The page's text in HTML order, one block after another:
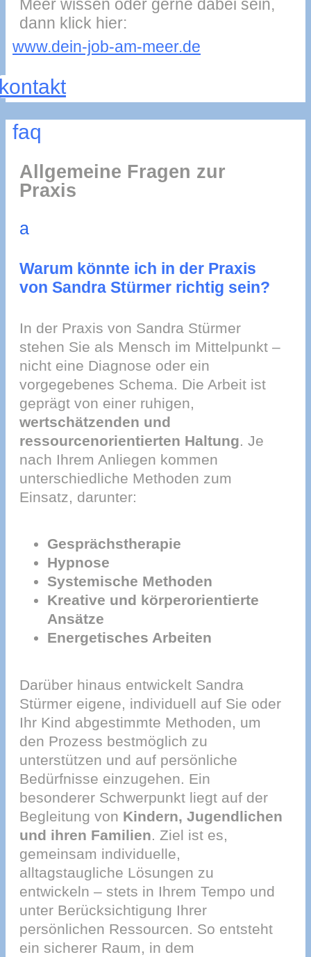
Meer wissen oder gerne dabei sein,
dann klick hier:
www.dein-job-am-meer.de
faq
Allgemeine Fragen zur
Praxis
a
Warum könnte ich in der Praxis
von Sandra Stürmer richtig sein?
In der Praxis von Sandra Stürmer
stehen Sie als Mensch im Mittelpunkt –
nicht eine Diagnose oder ein
vorgegebenes Schema. Die Arbeit ist
geprägt von einer ruhigen,
wertschätzenden und
ressourcenorientierten Haltung. Je
nach Ihrem Anliegen kommen
unterschiedliche Methoden zum
Einsatz, darunter:
Gesprächstherapie
Hypnose
Systemische Methoden
Kreative und körperorientierte
Ansätze
Energetisches Arbeiten
Darüber hinaus entwickelt Sandra
Stürmer eigene, individuell auf Sie oder
Ihr Kind abgestimmte Methoden, um
den Prozess bestmöglich zu
unterstützen und auf persönliche
Bedürfnisse einzugehen. Ein
besonderer Schwerpunkt liegt auf der
Begleitung von Kindern, Jugendlichen
und ihren Familien. Ziel ist es,
gemeinsam individuelle,
alltagstaugliche Lösungen zu
entwickeln – stets in Ihrem Tempo und
unter Berücksichtigung Ihrer
persönlichen Ressourcen. So entsteht
ein sicherer Raum, in dem